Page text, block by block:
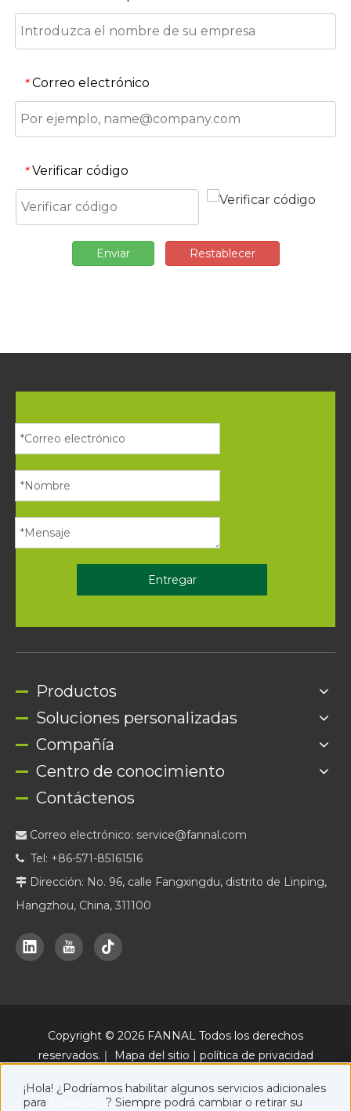
* Correo electrónico
* Verificar código
Enviar Restablecer
Entregar
Productos
Soluciones personalizadas
Compañía
Centro de conocimiento
Contáctenos
 Correo electrónico: service@fannal.com
 Tel: +86-571-85161516
 Dirección: No. 96, calle Fangxingdu, distrito de Linping,
Hangzhou, China, 311100
Copyright © 2026 FANNAL Todos los derechos
reservados.｜
Mapa del sitio | política de privacidad
www.fannal.com.
¡Hola! ¿Podríamos habilitar algunos servicios adicionales
para
? Siempre podrá cambiar o retirar su